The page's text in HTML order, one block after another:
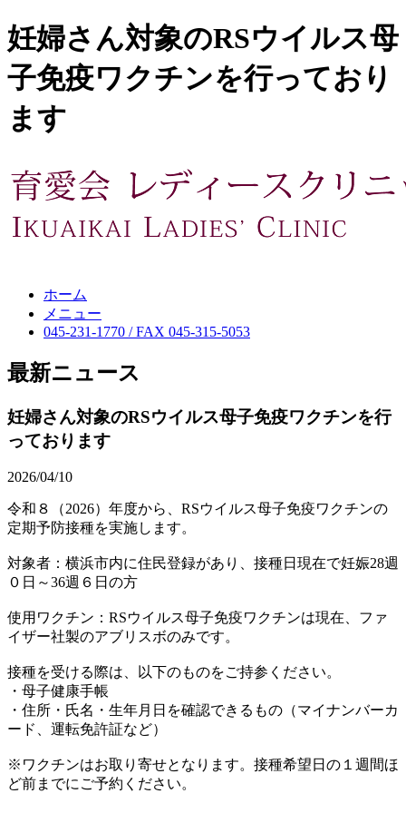
妊婦さん対象のRSウイルス母
子免疫ワクチンを行っており
ます
ホーム
メニュー
045-231-1770 / FAX 045-315-5053
最新ニュース
妊婦さん対象のRSウイルス母子免疫ワクチンを行
っております
2026/04/10
令和８（2026）年度から、RSウイルス母子免疫ワクチンの
定期予防接種を実施します。
対象者：横浜市内に住民登録があり、接種日現在で妊娠28週
０日～36週６日の方
使用ワクチン：RSウイルス母子免疫ワクチンは現在、ファ
イザー社製のアブリスボのみです。
接種を受ける際は、以下のものをご持参ください。
・母子健康手帳
・住所・氏名・生年月日を確認できるもの（マイナンバーカ
ード、運転免許証など）
※ワクチンはお取り寄せとなります。接種希望日の１週間ほ
ど前までにご予約ください。